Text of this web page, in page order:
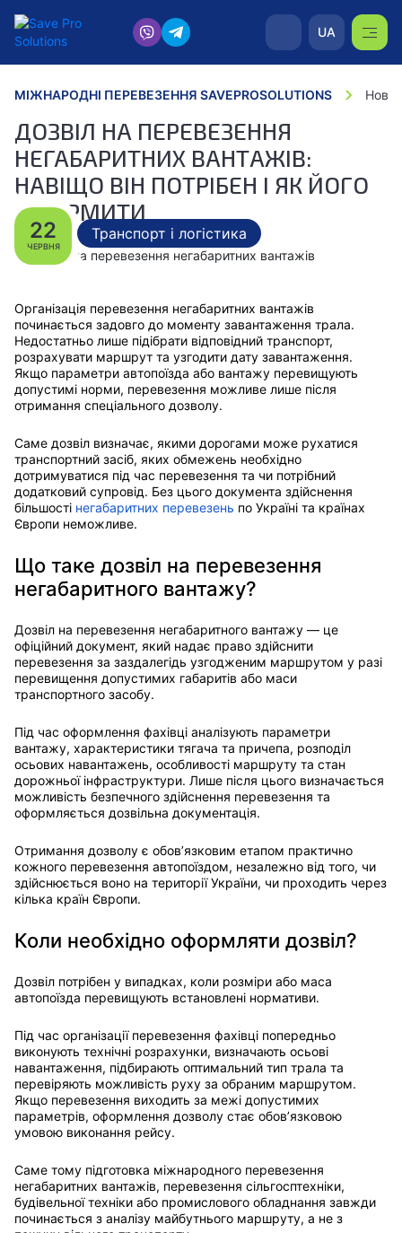
UA
МІЖНАРОДНІ ПЕРЕВЕЗЕННЯ SAVEPROSOLUTIONS
ДОЗВІЛ НА ПЕРЕВЕЗЕННЯ
НЕГАБАРИТНИХ ВАНТАЖІВ:
НАВІЩО ВІН ПОТРІБЕН І ЯК ЙОГО
ОФОРМИТИ
22
ЧЕРВНЯ
Транспорт і логістика
Організація перевезення негабаритних вантажів
починається задовго до моменту завантаження трала.
Недостатньо лише підібрати відповідний транспорт,
розрахувати маршрут та узгодити дату завантаження.
Якщо параметри автопоїзда або вантажу перевищують
допустимі норми, перевезення можливе лише після
отримання спеціального дозволу.
Саме дозвіл визначає, якими дорогами може рухатися
транспортний засіб, яких обмежень необхідно
дотримуватися під час перевезення та чи потрібний
додатковий супровід. Без цього документа здійснення
більшості негабаритних перевезень по Україні та країнах
Європи неможливе.
Що таке дозвіл на перевезення
негабаритного вантажу?
Дозвіл на перевезення негабаритного вантажу — це
офіційний документ, який надає право здійснити
перевезення за заздалегідь узгодженим маршрутом у разі
перевищення допустимих габаритів або маси
транспортного засобу.
Під час оформлення фахівці аналізують параметри
вантажу, характеристики тягача та причепа, розподіл
осьових навантажень, особливості маршруту та стан
дорожньої інфраструктури. Лише після цього визначається
можливість безпечного здійснення перевезення та
оформляється дозвільна документація.
Отримання дозволу є обов’язковим етапом практично
кожного перевезення автопоїздом, незалежно від того, чи
здійснюється воно на території України, чи проходить через
кілька країн Європи.
Коли необхідно оформляти дозвіл?
Дозвіл потрібен у випадках, коли розміри або маса
автопоїзда перевищують встановлені нормативи.
Під час організації перевезення фахівці попередньо
виконують технічні розрахунки, визначають осьові
навантаження, підбирають оптимальний тип трала та
перевіряють можливість руху за обраним маршрутом.
Якщо перевезення виходить за межі допустимих
параметрів, оформлення дозволу стає обов’язковою
умовою виконання рейсу.
Саме тому підготовка міжнародного перевезення
негабаритних вантажів, перевезення сільгосптехніки,
будівельної техніки або промислового обладнання завжди
починається з аналізу майбутнього маршруту, а не з